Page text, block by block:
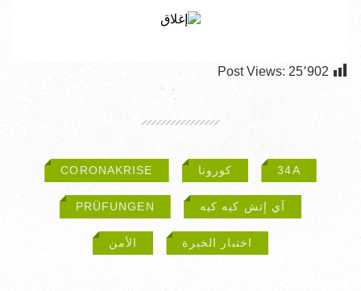
Post Views: 25٬902
34A كورونا CORO­NA­KRI­SE
آي إتش كيه كيه PRÜ­FUN­GEN
اختبار الخبرة الأمن